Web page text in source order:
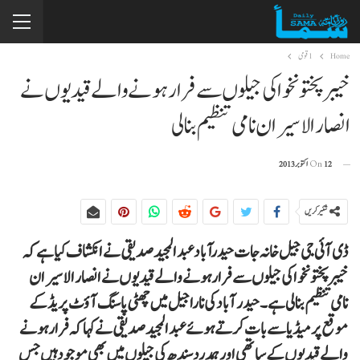
Home 1 قومی
خیبر پختونخوا کی جیلوں سے فرار ہونے والے قیدیوں نے
انصار الاسیران نامی تنظیم بنالی
On12 اکتوبر 2013
شئیر کریں
ڈی آئی جی جیل خانہ جات حیدرآباد عبدالمجید صدیقی نے انکشاف کیا ہے کہ
خیبر پختونخوا کی جیلوں سے فرار ہونے والے قیدیوں نے انصار الاسیران
نامی تنظیم بنالی ہے۔ حیدر آباد کی نارا جیل میں چھٹی پاسنگ آؤٹ پریڈ کے
موقع پرمیڈیا سے بات کرتے ہوئےعبدالمجید صدیقی نے کہا کہ فرار ہونے